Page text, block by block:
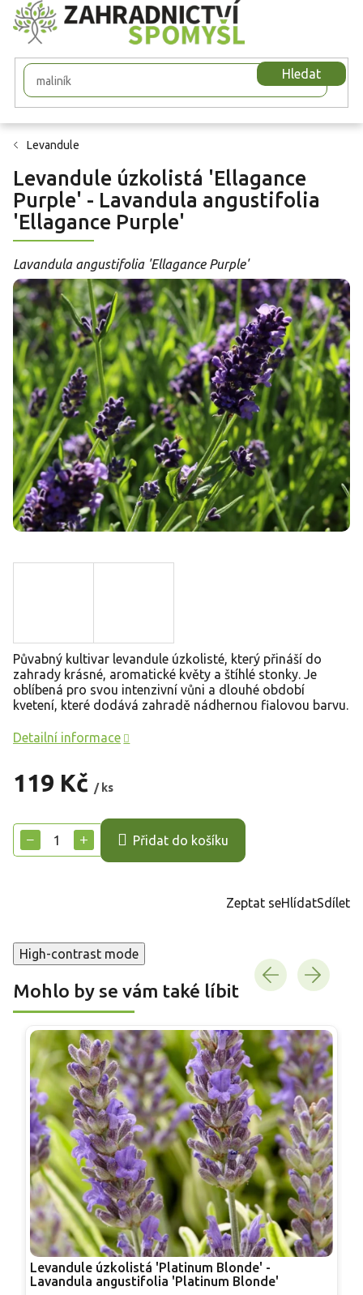
Přejít
na
obsah
Hledat
Levandule
Levandule úzkolistá 'Ellagance
Purple' - Lavandula angustifolia
'Ellagance Purple'
Lavandula angustifolia 'Ellagance Purple'
119 Kč / ks
cena:
+
− Přidat do košíku
Půvabný kultivar levandule úzkolisté, který přináší do
zahrady krásné, aromatické květy a štíhlé stonky. Je
oblíbená pro svou intenzivní vůni a dlouhé období
kvetení, které dodává zahradě nádhernou fialovou barvu.
Detailní informace
Zeptat seHlídatSdílet
High-contrast mode
Mohlo by se vám také líbit
Levandule úzkolistá 'Platinum Blonde' -
Lavandula angustifolia 'Platinum Blonde'